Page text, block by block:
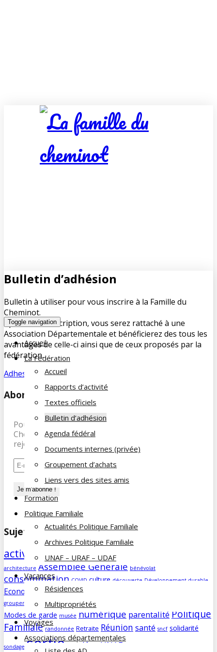
Toggle navigation
Accueil
La Fédération
Accueil
Rapports d’activité
Textes officiels
Bulletin d’adhésion
Agenda fédéral
Documents internes (privée)
Groupement d’achats
Liens vers des sites amis
Formation
Politique Familiale
Actualités Politique Familiale
Archives Politique Familiale
UNAF – URAF – UDAF
Vacances
Résidences
Multipropriétés
Voyages
Associations départementales
Bulletin d’adhésion
Bulletin à utiliser pour vous inscrire à la Famille du
Cheminot.
Après votre inscription, vous serez rattaché à une
Association Départementale et bénéficierez des tous les
avantages de celle-ci ainsi que de ceux proposés par la
fédération.
Adhesion-2024
Abonnez-vous à notre newsletter
Pour recevoir les dernières infos de la Famille du
Cheminot, abonnez-vous à notre newsletter et
rejoignez nos 197 abonnés.
Sujets des articles
activités AD agenda Aidants familiaux
architecture Assemblée Générale bénévolat
consommation COVID culture découverte Développement durable
Economie/société edito
groupement d'achats histoire humeur
Modes de garde musée numérique parentalité Politique
Familiale randonnée Retraite Réunion santé sncf solidarité
sondage sortiesortiesUNAF